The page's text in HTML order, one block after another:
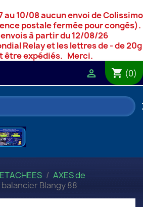
au 10/08 aucun envoi de Colissimo
postale fermée pour congés).
à partir du 12/08/26
Relay et les lettres de - de 20g
être expédiés. Merci.
shopping_cart (0)

AXES de
Blangy 88